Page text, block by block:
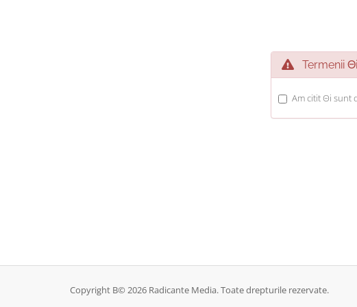
Termenii
Am citit Θi sunt
Copyright Β© 2026 Radicante Media. Toate drepturile rezervate.